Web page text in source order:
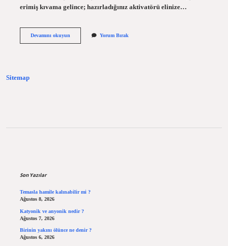
erimiş kıvama gelince; hazırladığınız aktivatörü elinize…
Devamını okuyunSlime
Yorum Bırak
Sitemap
Son Yazılar
Temasla hamile kalınabilir mi ?
Ağustos 8, 2026
Katyonik ve anyonik nedir ?
Ağustos 7, 2026
Birinin yakını ölünce ne denir ?
Ağustos 6, 2026